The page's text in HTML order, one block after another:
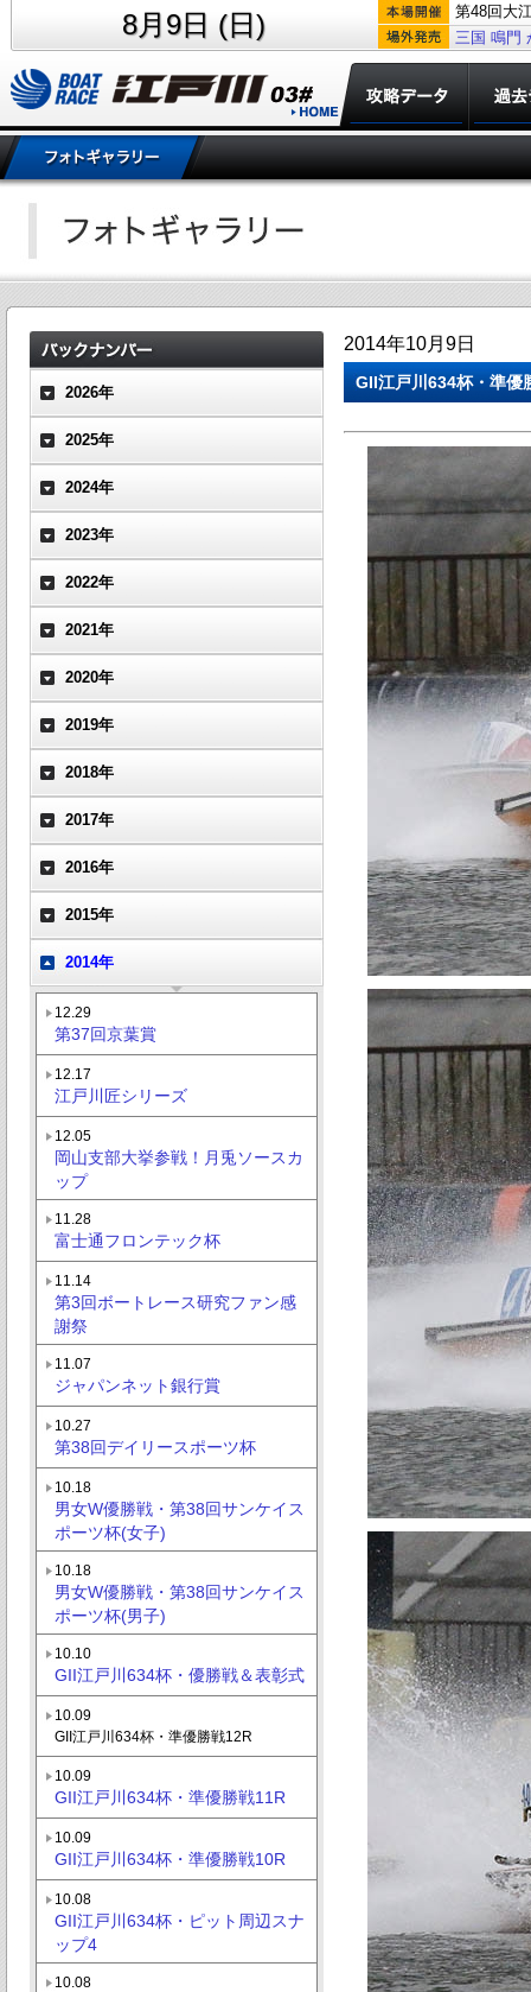
8月9日 (日)
第48回大
三国 鳴門
2026年
2025年
2024年
2023年
2022年
2021年
2020年
2019年
2018年
2017年
2016年
2015年
2014年
12.29
第37回京葉賞
12.17
江戸川匠シリーズ
12.05
岡山支部大挙参戦！月兎ソースカ
ップ
11.28
富士通フロンテック杯
11.14
第3回ボートレース研究ファン感
謝祭
11.07
ジャパンネット銀行賞
10.27
第38回デイリースポーツ杯
10.18
男女W優勝戦・第38回サンケイス
ポーツ杯(女子)
10.18
男女W優勝戦・第38回サンケイス
ポーツ杯(男子)
10.10
GII江戸川634杯・優勝戦＆表彰式
10.09
GII江戸川634杯・準優勝戦12R
10.09
GII江戸川634杯・準優勝戦11R
10.09
GII江戸川634杯・準優勝戦10R
10.08
GII江戸川634杯・ピット周辺スナ
ップ4
10.08
2014年10月9日
GII江戸川634杯・準優